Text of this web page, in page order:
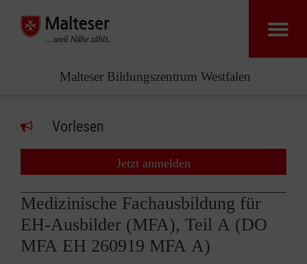
Malteser Bildungszentrum Westfalen
Vorlesen
Jetzt anmelden
Medizinische Fachausbildung für
EH-Ausbilder (MFA), Teil A (DO
MFA EH 260919 MFA A)